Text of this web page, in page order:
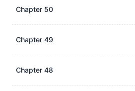
Chapter 50
Chapter 49
Chapter 48